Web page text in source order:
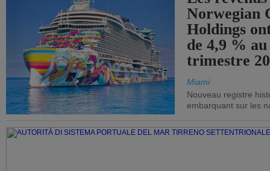
Norwegian
Holdings
de 4,9 %
trimestre
Miami
Nouveau registre
embarquant sur les